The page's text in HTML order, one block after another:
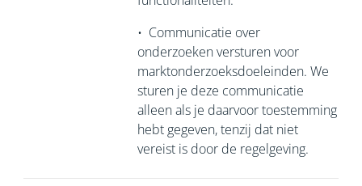
• Communicatie over
onderzoeken versturen voor
marktonderzoeksdoeleinden. We
sturen je deze communicatie
alleen als je daarvoor toestemming
hebt gegeven, tenzij dat niet
vereist is door de regelgeving.